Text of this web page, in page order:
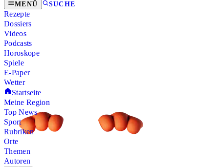
MENÜ SUCHE
Rezepte
Dossiers
Videos
Podcasts
Horoskope
Spiele
E-Paper
Wetter
Startseite
Meine Region
Top News
Sport
Rubriken
Orte
Themen
Autoren